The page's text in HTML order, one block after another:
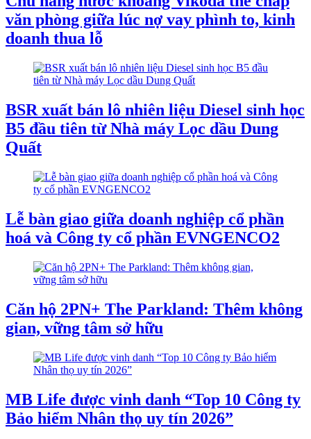
văn phòng giữa lúc nợ vay phình to, kinh
doanh thua lỗ
BSR xuất bán lô nhiên liệu Diesel sinh học
B5 đầu tiên từ Nhà máy Lọc dầu Dung
Quất
Lễ bàn giao giữa doanh nghiệp cổ phần
hoá và Công ty cổ phần EVNGENCO2
Căn hộ 2PN+ The Parkland: Thêm không
gian, vững tâm sở hữu
MB Life được vinh danh “Top 10 Công ty
Bảo hiểm Nhân thọ uy tín 2026”